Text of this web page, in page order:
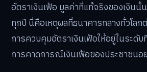
อัตราเงินเฟ้อ มูลค่าที่แท้จริงของเงินนั้
ทุกปี นี่คือเหตุผลที่ธนาคารกลางทั่วโล
การควบคุมอัตราเงินเฟ้อให้อยู่ในระดับ
การคาดการณ์เงินเฟ้อของประชาชนอ